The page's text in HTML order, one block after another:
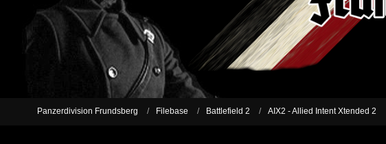
Panzerdivision Frundsberg Filebase Battlefield 2 AIX2 - Allied Intent Xtended 2